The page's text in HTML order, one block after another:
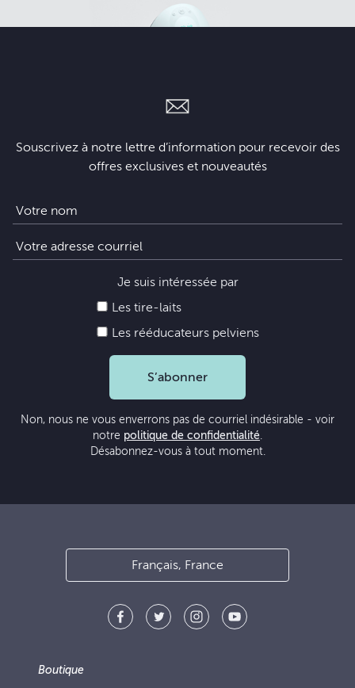
Souscrivez à notre lettre d’information pour recevoir des
offres exclusives et nouveautés
Je suis intéressée par
Les tire-laits
Les rééducateurs pelviens
S’abonner
Non, nous ne vous enverrons pas de courriel indésirable - voir
notre politique de confidentialité.
Désabonnez-vous à tout moment.
Français, France
Boutique